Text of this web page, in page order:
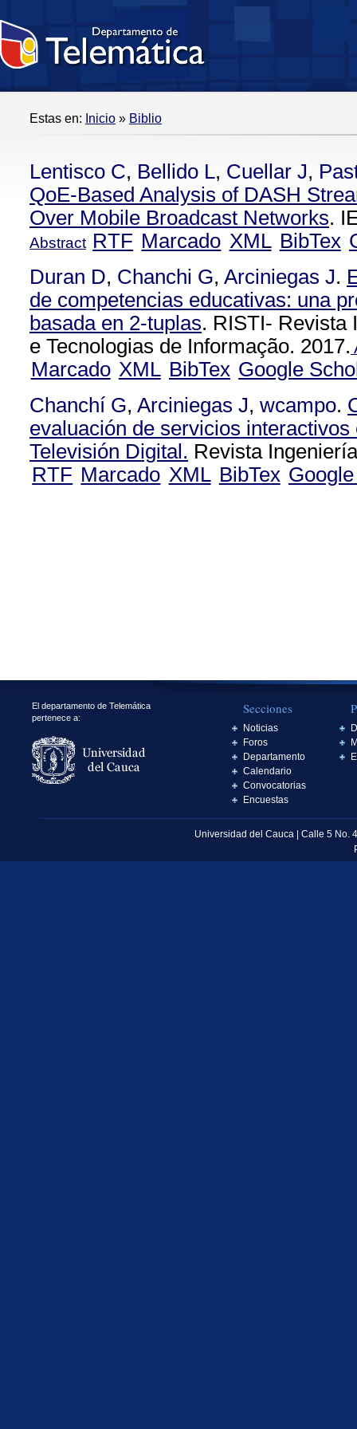
Estas en: Inicio » Biblio
Lentisco C, Bellido L, Cuellar J,
QoE-Based Analysis of DASH
Over Mobile Broadcast Networks.
Abstract RTF Marcado XML BibTex
Duran D, Chanchi G, Arciniegas J.
de competencias educativas: una
basada en 2-tuplas. RISTI- Revista
e Tecnologias de Informação. 2017.
Marcado XML BibTex Google
Chanchí G, Arciniegas J, wcampo.
evaluación de servicios interactivos
Televisión Digital. Revista
RTF Marcado XML BibTex
El departamento de Telemática
pertenece a:
Secciones
Noticias
Foros
Departamento
Calendario
Convocatorias
Encuestas
Universidad del Cauca | Calle 5 No.